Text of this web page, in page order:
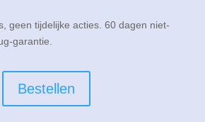
geen tijdelijke acties. 60 dagen niet-
garantie.
Bestellen